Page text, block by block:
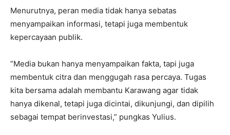
​Menurutnya, peran media tidak hanya sebatas
menyampaikan informasi, tetapi juga membentuk
kepercayaan publik.
​”Media bukan hanya menyampaikan fakta, tapi juga
membentuk citra dan menggugah rasa percaya. Tugas
kita bersama adalah membantu Karawang agar tidak
hanya dikenal, tetapi juga dicintai, dikunjungi, dan dipilih
sebagai tempat berinvestasi,” pungkas Yulius.